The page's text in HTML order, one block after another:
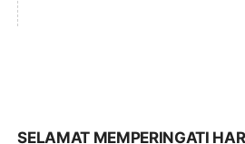
SELAMAT MEMPERINGATI